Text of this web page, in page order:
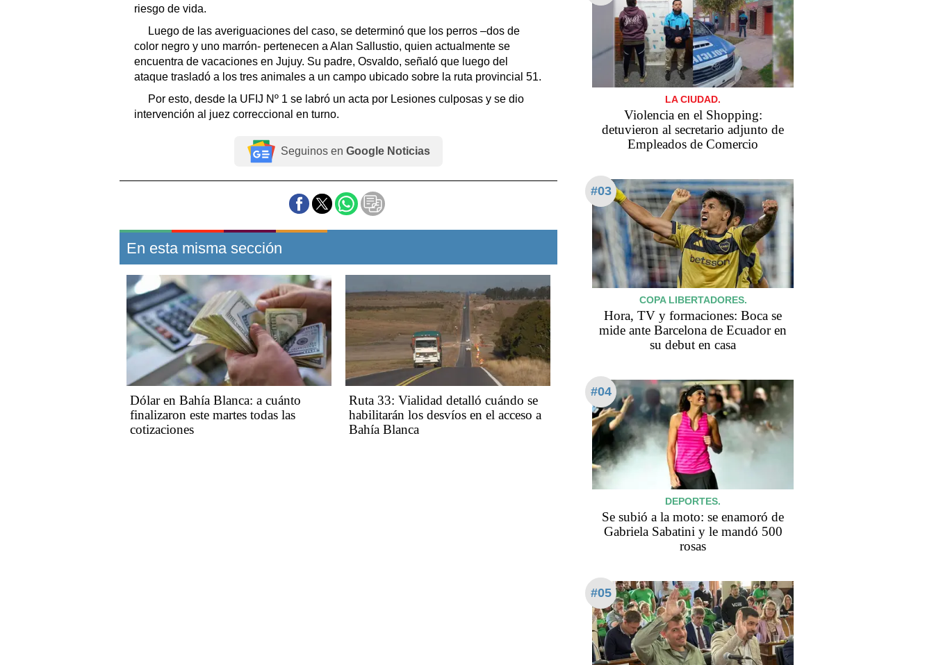
riesgo de vida.
Luego de las averiguaciones del caso, se determinó que los perros –dos de
color negro y uno marrón- pertenecen a Alan Sallustio, quien actualmente se
encuentra de vacaciones en Jujuy. Su padre, Osvaldo, señaló que luego del
ataque trasladó a los tres animales a un campo ubicado sobre la ruta provincial 51.
Por esto, desde la UFIJ Nº 1 se labró un acta por Lesiones culposas y se dio
intervención al juez correccional en turno.
Seguinos en Google Noticias
En esta misma sección
Dólar en Bahía Blanca: a cuánto
finalizaron este martes todas las
cotizaciones
Ruta 33: Vialidad detalló cuándo se
habilitarán los desvíos en el acceso a
Bahía Blanca
LA CIUDAD.
Violencia en el Shopping:
detuvieron al secretario adjunto de
Empleados de Comercio
#03
COPA LIBERTADORES.
Hora, TV y formaciones: Boca se
mide ante Barcelona de Ecuador en
su debut en casa
#04
DEPORTES.
Se subió a la moto: se enamoró de
Gabriela Sabatini y le mandó 500
rosas
#05